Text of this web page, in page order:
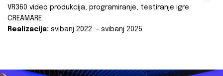
VR360 video produkcija, programiranje, testiranje igre
CREAMARE
Realizacija: svibanj 2022. – svibanj 2025.